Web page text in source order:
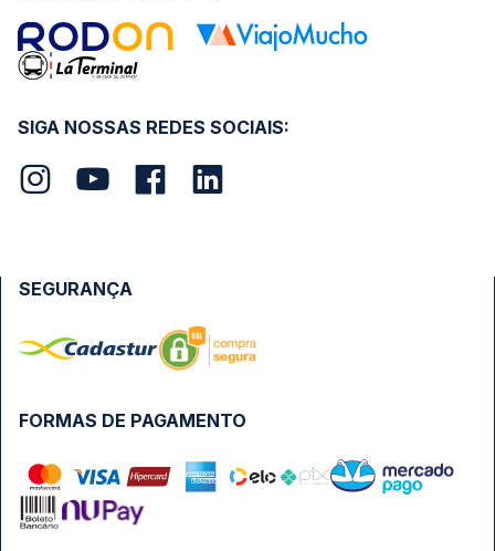
SIGA NOSSAS REDES SOCIAIS:
FORMAS DE PAGAMENTO
SEGURANÇA